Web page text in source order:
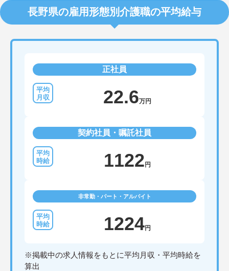
長野県の雇用形態別介護職の平均給与
正社員
22.6万円
契約社員・嘱託社員
1122 円
非常勤・パート・アルバイト
1224円
※掲載中の求人情報をもとに平均月収・平均時給を
算出